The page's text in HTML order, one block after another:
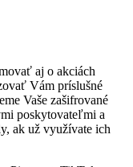
aj o akciách
Vám príslušné
Vaše zašifrované
poskytovateľmi a
ak už využívate ich